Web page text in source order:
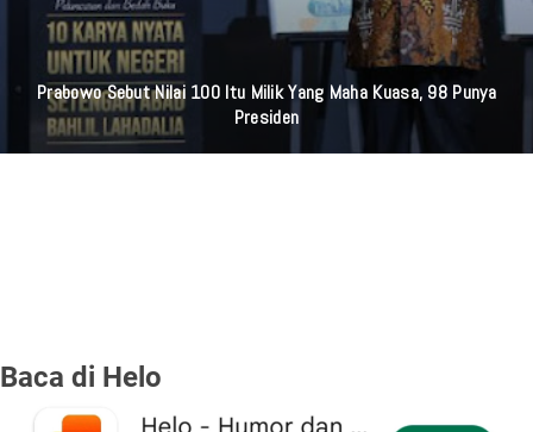
Prabowo Sebut Nilai 100 Itu Milik Yang Maha Kuasa, 98 Punya
Presiden
Baca di Helo